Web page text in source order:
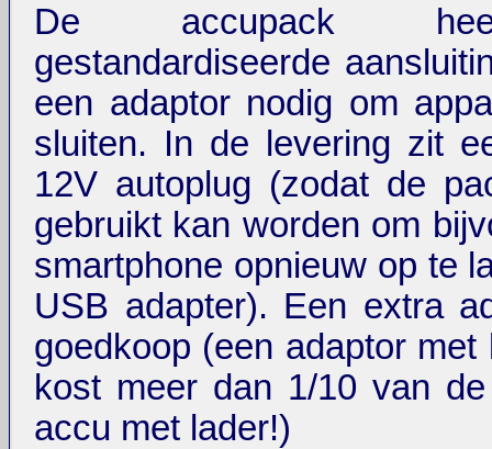
De accupack
gestandardiseerde
een adaptor nodig om
sluiten. In de levering zit
12V autoplug (zodat de
gebruikt kan worden om
smartphone opnieuw op te
USB adapter). Een extra
goedkoop (een adaptor met
kost meer dan 1/10 van
accu met lader!)